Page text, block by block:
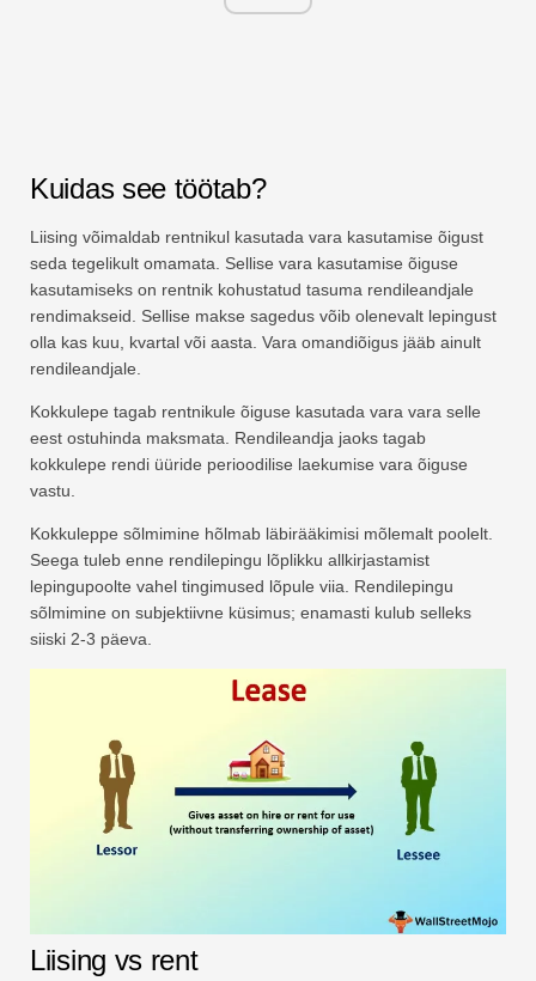
Kuidas see töötab?
Liising võimaldab rentnikul kasutada vara kasutamise õigust
seda tegelikult omamata. Sellise vara kasutamise õiguse
kasutamiseks on rentnik kohustatud tasuma rendileandjale
rendimakseid. Sellise makse sagedus võib olenevalt lepingust
olla kas kuu, kvartal või aasta. Vara omandiõigus jääb ainult
rendileandjale.
Kokkulepe tagab rentnikule õiguse kasutada vara vara selle
eest ostuhinda maksmata. Rendileandja jaoks tagab
kokkulepe rendi üüride perioodilise laekumise vara õiguse
vastu.
Kokkuleppe sõlmimine hõlmab läbirääkimisi mõlemalt poolelt.
Seega tuleb enne rendilepingu lõplikku allkirjastamist
lepingupoolte vahel tingimused lõpule viia. Rendilepingu
sõlmimine on subjektiivne küsimus; enamasti kulub selleks
siiski 2-3 päeva.
Liising vs rent